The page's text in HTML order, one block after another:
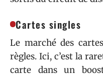
Cartes singles
Le marché des
règles. Ici, c’est la
carte dans un